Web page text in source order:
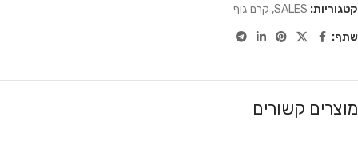
קטגוריות: SALES
, קרם גוף
שתף:
מוצרים קשורים